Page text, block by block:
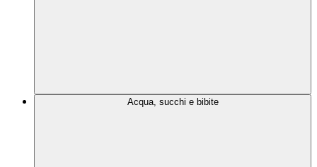
Acqua, succhi e bibite